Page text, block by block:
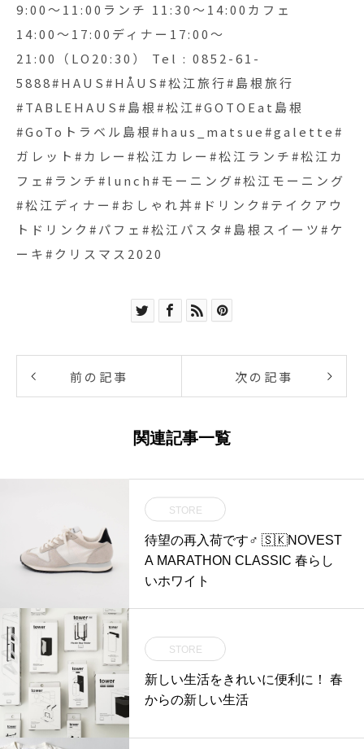
9:00〜11:00ランチ 11:30〜14:00カフェ
14:00〜17:00ディナー17:00〜
21:00（LO20:30） Tel : 0852-61-
5888#HAUS#HÅUS#松江旅行#島根旅行
#TABLEHAUS#島根#松江#GOTOEat島根
#GoToトラベル島根#haus_matsue#galette#
ガレット#カレー#松江カレー#松江ランチ#松江カ
フェ#ランチ#lunch#モーニング#松江モーニング
#松江ディナー#おしゃれ丼#ドリンク#テイクアウ
トドリンク#パフェ#松江パスタ#島根スイーツ#ケ
ーキ#クリスマス2020
前の記事 次の記事
関連記事一覧
STORE
待望の再入荷です‍♂️ 🇸🇰NOVEST
A MARATHON CLASSIC 春らし
いホワイト
STORE
新しい生活をきれいに便利に！ 春
からの新しい生活